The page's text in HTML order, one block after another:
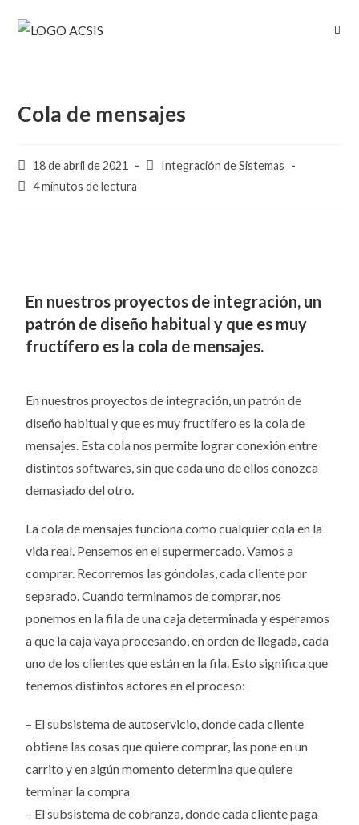
Cola de mensajes
18 de abril de 2021
Integración de Sistemas
4 minutos de lectura
En nuestros proyectos de integración, un
patrón de diseño habitual y que es muy
fructífero es la cola de mensajes.
En nuestros proyectos de integración, un patrón de
diseño habitual y que es muy fructífero es la cola de
mensajes. Esta cola nos permite lograr conexión entre
distintos softwares, sin que cada uno de ellos conozca
demasiado del otro.
La cola de mensajes funciona como cualquier cola en la
vida real. Pensemos en el supermercado. Vamos a
comprar. Recorremos las góndolas, cada cliente por
separado. Cuando terminamos de comprar, nos
ponemos en la fila de una caja determinada y esperamos
a que la caja vaya procesando, en orden de llegada, cada
uno de los clientes que están en la fila. Esto significa que
tenemos distintos actores en el proceso:
– El subsistema de autoservicio, donde cada cliente
obtiene las cosas que quiere comprar, las pone en un
carrito y en algún momento determina que quiere
terminar la compra
– El subsistema de cobranza, donde cada cliente paga